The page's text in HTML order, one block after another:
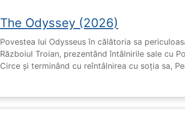
The Odyssey (2026)
Povestea lui Odysseus în călătoria sa
Războiul Troian, prezentând întâlnirile sale cu
Circe și terminând cu reîntâlnirea cu soția sa,